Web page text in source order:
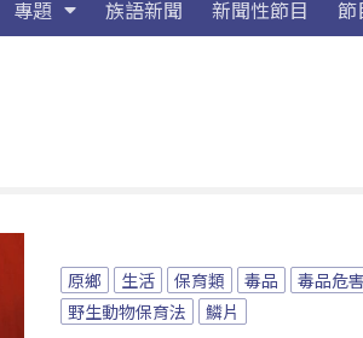
專題 族語新聞 新聞性節目 節
原鄉 生活 保育類 毒品 毒品危
野生動物保育法
鱗片